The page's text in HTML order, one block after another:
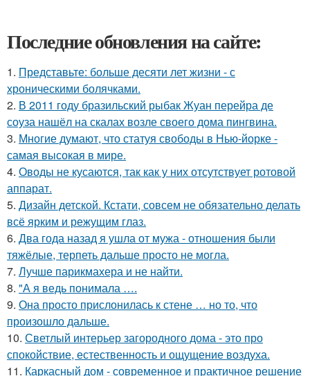
Последние обновления на сайте:
1. Представьте: больше десяти лет жизни - с
хроническими болячками.
2. В 2011 году бразильский рыбак Жуан перейра де
соуза нашёл на скалах возле своего дома пингвина.
3. Многие думают, что статуя свободы в Нью-йорке -
самая высокая в мире.
4. Оводы не кусаются, так как у них отсутствует ротовой
аппарат.
5. Дизайн детской. Кстати, совсем не обязательно делать
всё ярким и режущим глаз.
6. Два года назад я ушла от мужа - отношения были
тяжёлые, терпеть дальше просто не могла.
7. Лучше парикмахера и не найти.
8. "А я ведь понимала ….
9. Она просто прислонилась к стене … но то, что
произошло дальше.
10. Светлый интерьер загородного дома - это про
спокойствие, естественность и ощущение воздуха.
11. Каркасный дом - современное и практичное решение